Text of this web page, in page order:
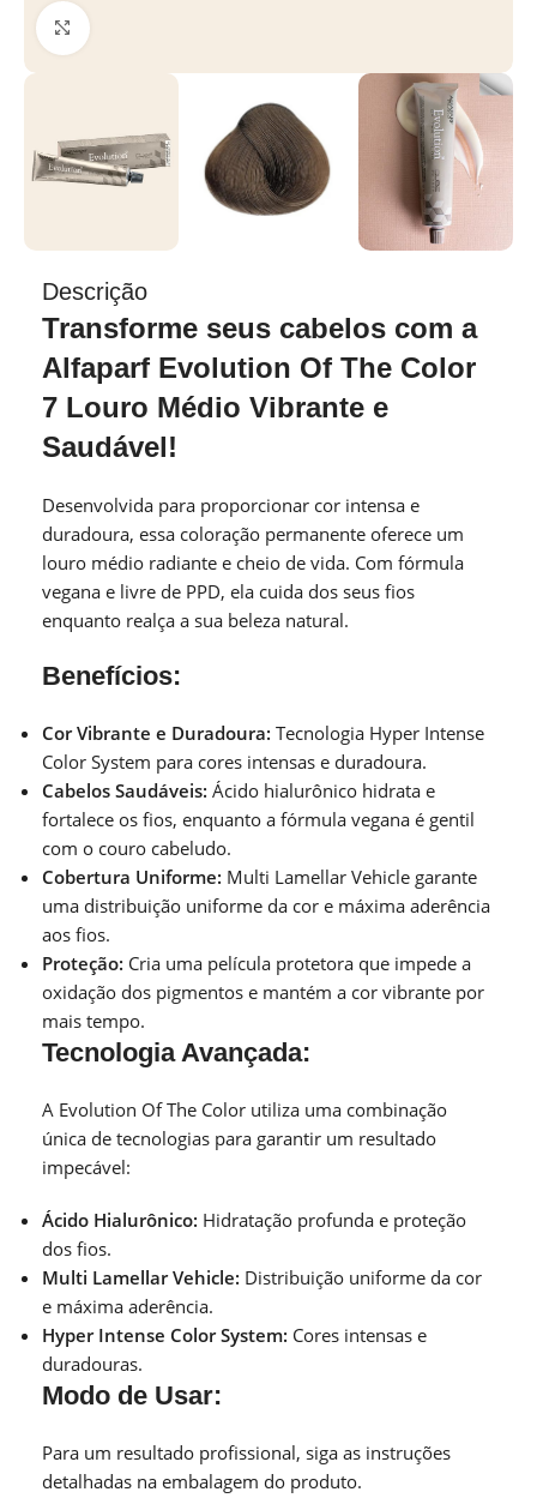
Clique para ampliar
Descrição
Transforme seus cabelos com a
Alfaparf Evolution Of The Color
7 Louro Médio Vibrante e
Saudável!
Desenvolvida para proporcionar cor intensa e
duradoura, essa coloração permanente oferece um
louro médio radiante e cheio de vida. Com fórmula
vegana e livre de PPD, ela cuida dos seus fios
enquanto realça a sua beleza natural.
Benefícios:
Cor Vibrante e Duradoura: Tecnologia Hyper Intense
Color System para cores intensas e duradoura.
Cabelos Saudáveis: Ácido hialurônico hidrata e
fortalece os fios, enquanto a fórmula vegana é gentil
com o couro cabeludo.
Cobertura Uniforme: Multi Lamellar Vehicle garante
uma distribuição uniforme da cor e máxima aderência
aos fios.
Proteção: Cria uma película protetora que impede a
oxidação dos pigmentos e mantém a cor vibrante por
mais tempo.
Tecnologia Avançada:
A Evolution Of The Color utiliza uma combinação
única de tecnologias para garantir um resultado
impecável:
Ácido Hialurônico: Hidratação profunda e proteção
dos fios.
Multi Lamellar Vehicle: Distribuição uniforme da cor
e máxima aderência.
Hyper Intense Color System: Cores intensas e
duradouras.
Modo de Usar:
Para um resultado profissional, siga as instruções
detalhadas na embalagem do produto.